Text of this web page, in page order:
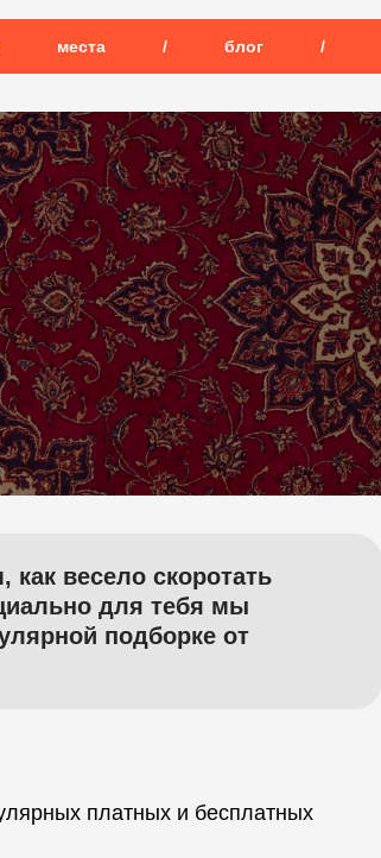
места / блог /
весело скоротать
для тебя мы
подборке от
платных и бесплатных